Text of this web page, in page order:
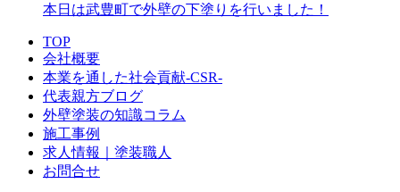
本日は武豊町で外壁の下塗りを行いました！
TOP
会社概要
本業を通した社会貢献-CSR-
代表親方ブログ
外壁塗装の知識コラム
施工事例
求人情報｜塗装職人
お問合せ